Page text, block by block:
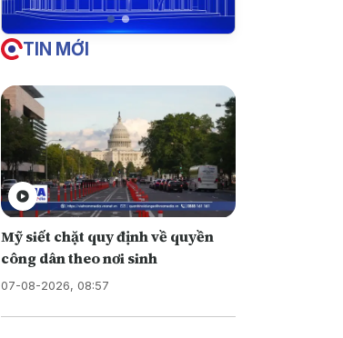
TIN MỚI
Mỹ siết chặt quy định về quyền
công dân theo nơi sinh
07-08-2026, 08:57